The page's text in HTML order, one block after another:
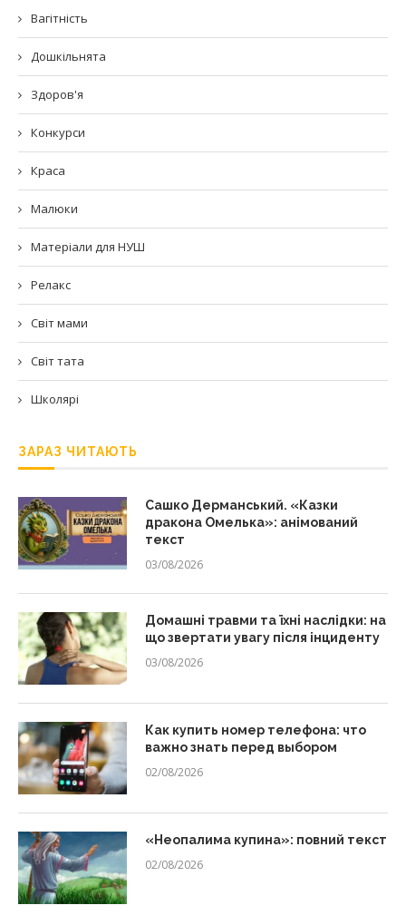
Вагітність
Дошкільнята
Здоров'я
Конкурси
Краса
Малюки
Матеріали для НУШ
Релакс
Світ мами
Світ тата
Школярі
ЗАРАЗ ЧИТАЮТЬ
Сашко Дерманський. «Казки
дракона Омелька»: анімований
текст
03/08/2026
Домашні травми та їхні наслідки: на
що звертати увагу після інциденту
03/08/2026
Как купить номер телефона: что
важно знать перед выбором
02/08/2026
«Неопалима купина»: повний текст
02/08/2026